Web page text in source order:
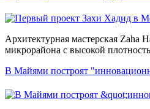
Архитектурная мастерская Zaha
микрорайона с высокой
В Майями построят